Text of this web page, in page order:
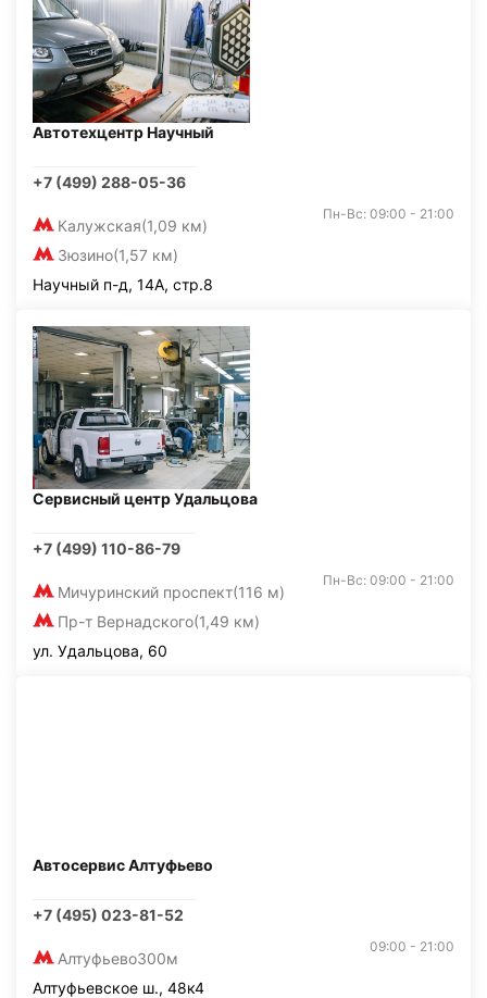
Автотехцентр Научный
+7 (499) 288-05-36
Калужская(1,09 км)
Зюзино(1,57 км)
Пн-Вс: 09:00 - 21:00
Научный п-д, 14А, стр.8
Сервисный центр Удальцова
+7 (499) 110-86-79
Мичуринский проспект(116 м)
Пр-т Вернадского(1,49 км)
Пн-Вс: 09:00 - 21:00
ул. Удальцова, 60
Автосервис Алтуфьево
+7 (495) 023-81-52
Алтуфьево300м
09:00 - 21:00
Алтуфьевское ш., 48к4